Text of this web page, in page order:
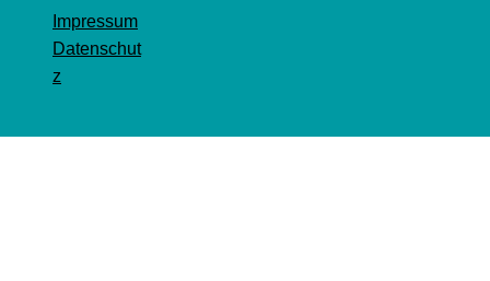
Impressum
Datenschut
z